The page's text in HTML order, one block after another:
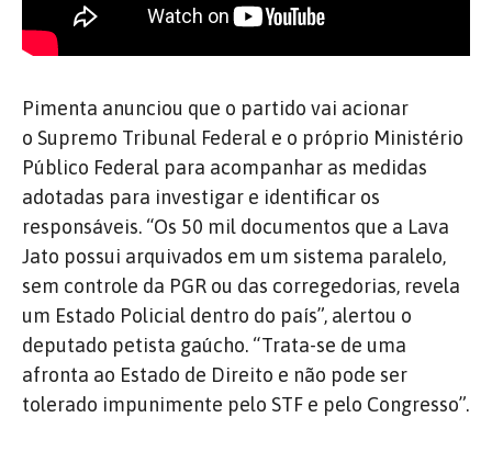
Pimenta anunciou que o partido vai acionar
o Supremo Tribunal Federal e o próprio Ministério
Público Federal para acompanhar as medidas
adotadas para investigar e identificar os
responsáveis. “Os 50 mil documentos que a Lava
Jato possui arquivados em um sistema paralelo,
sem controle da PGR ou das corregedorias, revela
um Estado Policial dentro do país”, alertou o
deputado petista gaúcho. “Trata-se de uma
afronta ao Estado de Direito e não pode ser
tolerado impunimente pelo STF e pelo Congresso”.